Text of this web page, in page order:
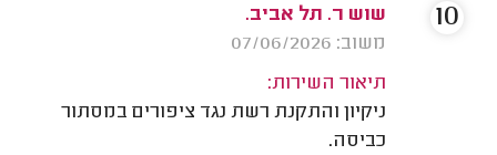
שוש ר. תל אביב.
משוב: 07/06/2026
תיאור השירות:
ניקיון והתקנת רשת נגד ציפורים במסתור
כביסה.
10